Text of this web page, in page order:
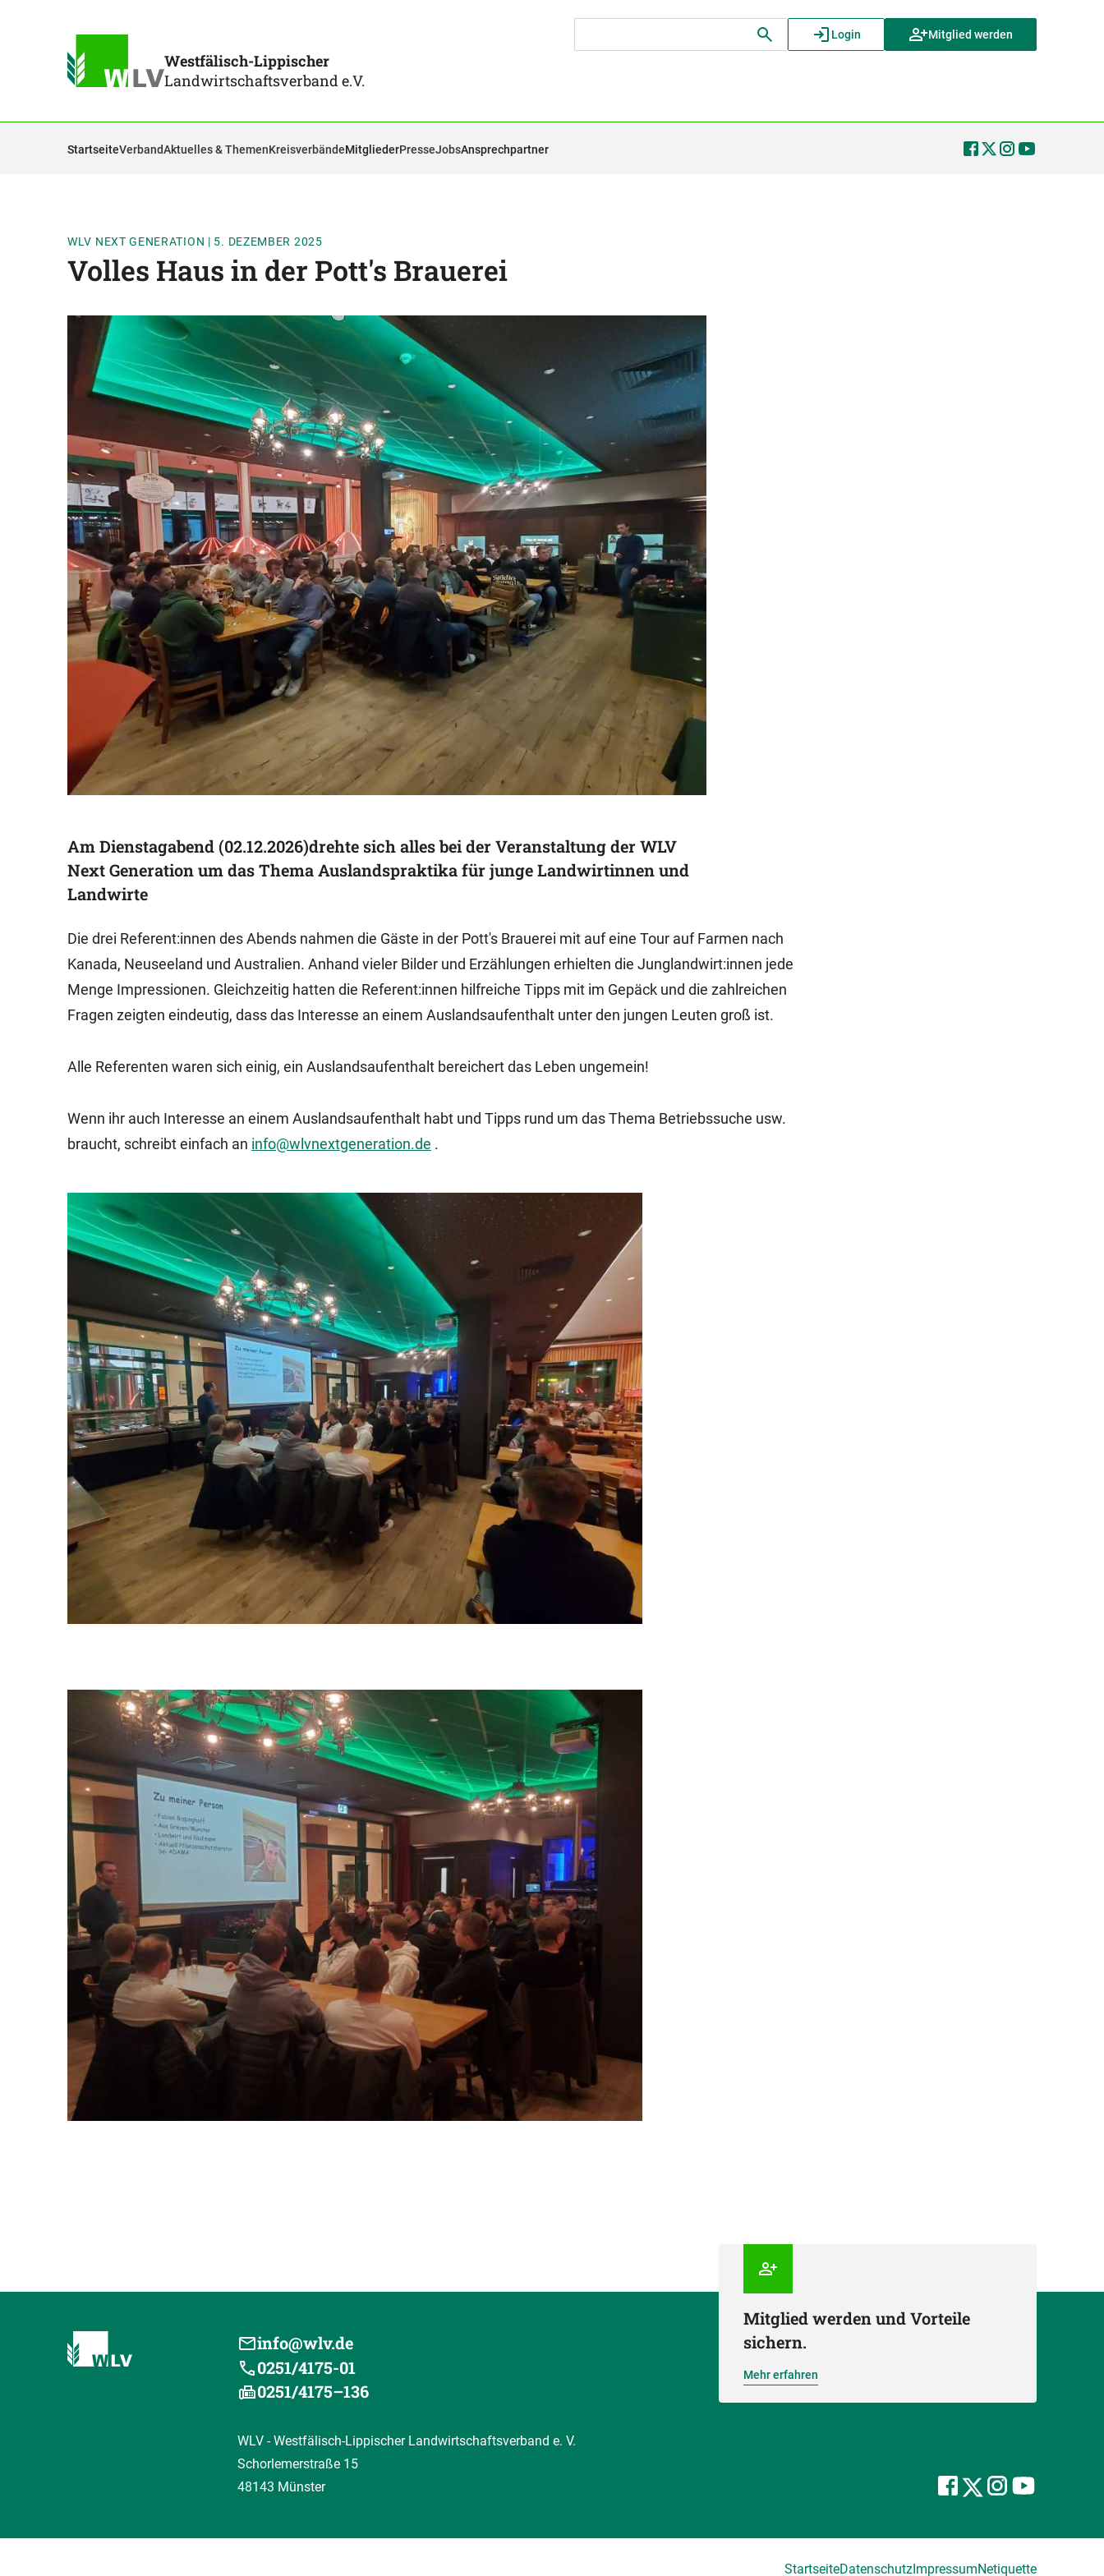
Westfälisch-Lippischer
Landwirtschaftsverband e.V.
Login Mitglied werden
StartseiteVerbandAktuelles & ThemenKreisverbändeMitgliederPresseJobsAnsprechpartner
WLV NEXT GENERATION | 5. DEZEMBER 2025
Volles Haus in der Pott's Brauerei
Am Dienstagabend (02.12.2026)drehte sich alles bei der Veranstaltung der WLV
Next Generation um das Thema Auslandspraktika für junge Landwirtinnen und
Landwirte
Die drei Referent:innen des Abends nahmen die Gäste in der Pott's Brauerei mit auf eine Tour auf Farmen nach
Kanada, Neuseeland und Australien. Anhand vieler Bilder und Erzählungen erhielten die Junglandwirt:innen jede
Menge Impressionen. Gleichzeitig hatten die Referent:innen hilfreiche Tipps mit im Gepäck und die zahlreichen
Fragen zeigten eindeutig, dass das Interesse an einem Auslandsaufenthalt unter den jungen Leuten groß ist.
Alle Referenten waren sich einig, ein Auslandsaufenthalt bereichert das Leben ungemein!
Wenn ihr auch Interesse an einem Auslandsaufenthalt habt und Tipps rund um das Thema Betriebssuche usw.
braucht, schreibt einfach an info@wlvnextgeneration.de .
Mitglied werden und Vorteile
sichern.
Mehr erfahren
info@wlv.de
0251/4175-01
0251/4175–136
WLV - Westfälisch-Lippischer Landwirtschaftsverband e. V.
Schorlemerstraße 15
48143 Münster
StartseiteDatenschutz ImpressumNetiquette